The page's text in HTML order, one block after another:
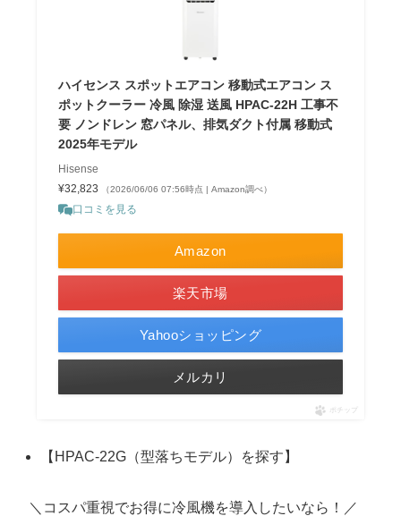
ハイセンス スポットエアコン 移動式エアコン ス
ポットクーラー 冷風 除湿 送風 HPAC-22H 工事不
要 ノンドレン 窓パネル、排気ダクト付属 移動式
2025年モデル
Hisense
¥32,823
（2026/06/06 07:56時点 | Amazon調べ）
口コミを見る
Amazon
楽天市場
Yahooショッピング
メルカリ
ポチップ
【HPAC-22G（型落ちモデル）を探す】
＼コスパ重視でお得に冷風機を導入したいなら！／